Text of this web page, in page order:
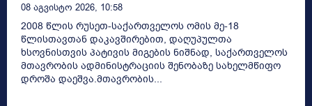
08 Აგვისტო 2026, 10:58
2008 წლის რუსეთ-საქართველოს ომის მე-18
წლისთავთან დაკავშირებით, დაღუპულთა
ხსოვნისთვის პატივის მიგების ნიშნად, საქართველოს
მთავრობის ადმინისტრაციის შენობაზე სახელმწიფო
დროშა დაეშვა.მთავრობის...